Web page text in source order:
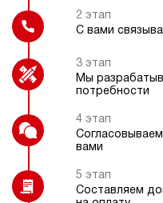
Манометр цифровой или
электроконтактный
2 этап
С вами
3 этап
Мы
потребности
4 этап
вами
5 этап
Составляем